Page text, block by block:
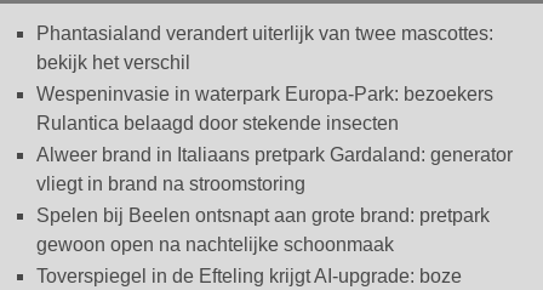
Phantasialand verandert uiterlijk van twee mascottes:
bekijk het verschil
Wespeninvasie in waterpark Europa-Park: bezoekers
Rulantica belaagd door stekende insecten
Alweer brand in Italiaans pretpark Gardaland: generator
vliegt in brand na stroomstoring
Spelen bij Beelen ontsnapt aan grote brand: pretpark
gewoon open na nachtelijke schoonmaak
Toverspiegel in de Efteling krijgt AI-upgrade: boze